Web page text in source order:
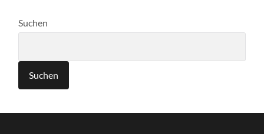
Suchen
Suchen